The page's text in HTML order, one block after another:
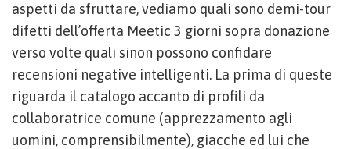
aspetti da sfruttare, vediamo quali sono demi-tour
difetti dell’offerta Meetic 3 giorni sopra donazione
verso volte quali sinon possono confidare
recensioni negative intelligenti. La prima di queste
riguarda il catalogo accanto di profili da
collaboratrice comune (apprezzamento agli
uomini, comprensibilmente), giacche ed lui che